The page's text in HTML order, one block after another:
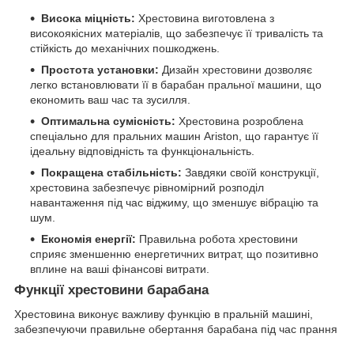
Висока міцність: Хрестовина виготовлена з
високоякісних матеріалів, що забезпечує її тривалість та
стійкість до механічних пошкоджень.
Простота установки: Дизайн хрестовини дозволяє
легко встановлювати її в барабан пральної машини, що
економить ваш час та зусилля.
Оптимальна сумісність: Хрестовина розроблена
спеціально для пральних машин Ariston, що гарантує її
ідеальну відповідність та функціональність.
Покращена стабільність: Завдяки своїй конструкції,
хрестовина забезпечує рівномірний розподіл
навантаження під час віджиму, що зменшує вібрацію та
шум.
Економія енергії: Правильна робота хрестовини
сприяє зменшенню енергетичних витрат, що позитивно
вплине на ваші фінансові витрати.
Функції хрестовини барабана
Хрестовина виконує важливу функцію в пральній машині,
забезпечуючи правильне обертання барабана під час прання